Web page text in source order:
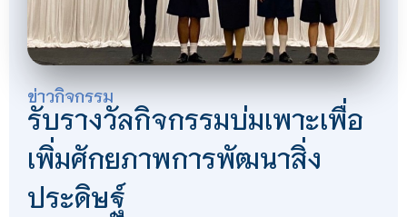
ข่าวกิจกรรม
รับรางวัลกิจกรรมบ่มเพาะเพื่อ
เพิ่มศักยภาพการพัฒนาสิ่ง
ประดิษฐ์